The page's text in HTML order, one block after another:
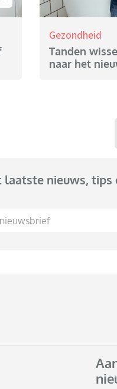
Gezondheid
Tanden
naar het
nieuws, tips